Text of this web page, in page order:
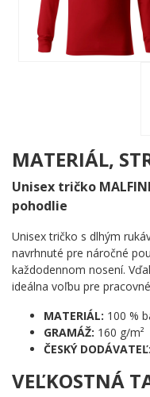
okamžite evokuje
ktorí držia veci pokope.
vysvetlenie. Každý vie,
Komu urobí
🔥 Usporiadateľom
💪 Vedúcim tímov a
aj vtedy, keď ostatní
🎯 Každému, kto
ostatní konečne
alebo
Chceš jasne ukázať, kto tu
tento motív a nechaj nápis
MATERIÁL,
Unisex tričko
pohodlie
Unisex tričko s dlhým
navrhnuté pre náročné
každodennom nosení.
ideálna voľbu pre
MATERIÁL: 100 %
GRAMÁŽ: 160 g/m²
ČESKÝ DODÁVATEĽ:
VEĽKOSTNÁ